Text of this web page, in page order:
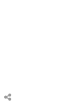
Share